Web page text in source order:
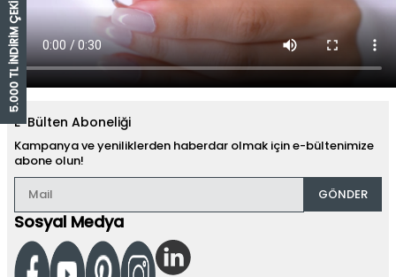
5.000 TL İNDİRİM ÇEKİ
E-Bülten Aboneliği
Kampanya ve yeniliklerden haberdar olmak için e-bültenimize
abone olun!
GÖNDER
Sosyal Medya